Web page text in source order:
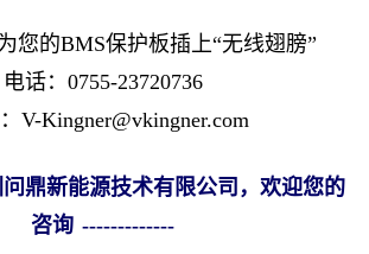
您的BMS保护板插上“无线翅膀”
电话：0755-23720736
V-Kingner@vkingner.com
鼎新能源技术有限公司，欢迎您的
咨询 -------------